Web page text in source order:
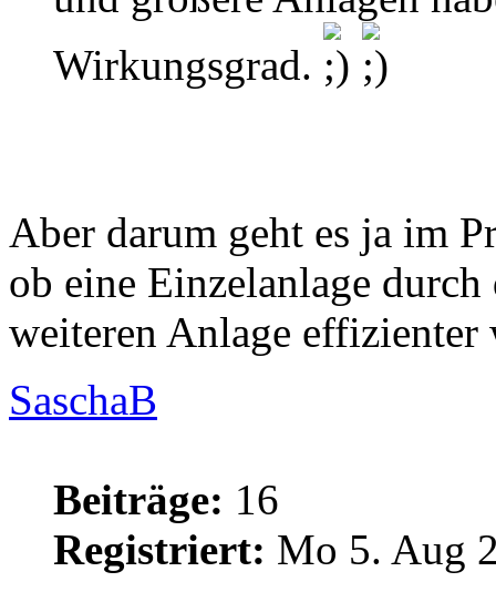
Wirkungsgrad.
Aber darum geht es ja im
ob eine Einzelanlage
weiteren Anlage effizienter
SaschaB
Beiträge: 16
Registriert: Mo 5. Aug